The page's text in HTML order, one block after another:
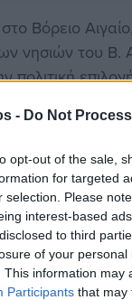
- Do Not
opt-out of the sale,
for targeted
selection. Please
interest-based
to third
of your personal
This information may
Participants that may
Βόρειο
νησιών του Β.
πολιτική
των
Viber ομάδα